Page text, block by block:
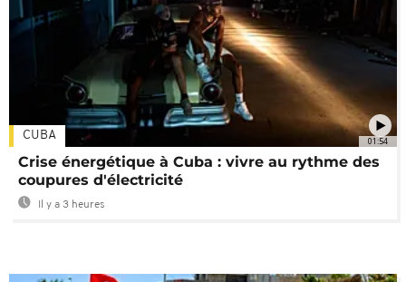
01:54
CUBA
Crise énergétique à Cuba : vivre au rythme des
coupures d'électricité
Il y a 3 heures